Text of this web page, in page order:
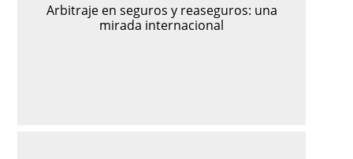
Arbitraje en seguros y reaseguros: una
mirada internacional